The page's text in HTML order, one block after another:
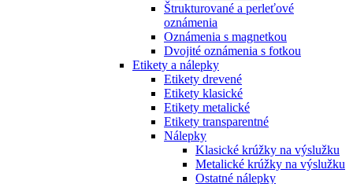
Štrukturované a perleťové
oznámenia
Oznámenia s magnetkou
Dvojité oznámenia s fotkou
Etikety a nálepky
Etikety drevené
Etikety klasické
Etikety metalické
Etikety transparentné
Nálepky
Klasické krúžky na výslužku
Metalické krúžky na výslužku
Ostatné nálepky